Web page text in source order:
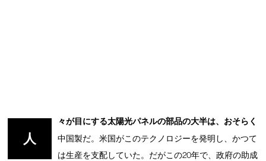
人
々が目にする太陽光パネルの部品の大半は、おそらく
中国製だ。米国がこのテクノロジーを発明し、かつて
は生産を支配していた。だがこの20年で、政府の助成